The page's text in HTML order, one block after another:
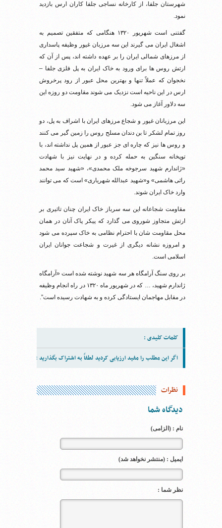
شهرستان جلفا، از کارخانه نساجی جلفا کاران ارس بازدید
نمود.
گفتنی است شهریور ۱۳۲۰ هنگامی که متفقین تصمیم به
اشغال ایران می گیرند این سه مرزبان غیور وظیفه پاسداری
از مرزهای شمالی ایران را بر عهده داشته اند، پس از آن که
ارتش روس ها برای ورود به خاک ایران به پل فلزی جلفا –
نخجوان که عملاً تنها و بهترین محل عبور از رود پرخروش
ارس در این ناحیه است نزدیک می شوند مقاومت دو روزه این
سه دلاور آغاز می شود.
این مرزبانان غیور و شجاع مرزهای ایران با اشراف به پل، دو
روز تمام لشکر تا بن دندان مسلح روس را زمین گیر می کنند
و روس ها نیز که چاره ای جز عبور از همین پل نداشته اند، با
توپخانه سنگین به حمله کرده و در نهایت نیز با شهادت
«ژاندارم شهید سرجوخه ملک محمدی»، «شهید سید محمد
راثی هاشمی» و«شهید عبدالله شهریاری» است که می توانند
وارد خاک ایران شوند.
مقاومت شجاعانه این سه سرباز خاک ایران چنان تاثیری بر
ارتش متجاوز شوروی می گذارد که پیکر پاک آنان در همان
محل مقاومت شان با احترام نظامی به خاک سپرده می شود
و امروزه نشانه دیگری از غیرت و شجاعت جوانان ایران
اسلامی است.
بر روی سنگ آرامگاه هر سه شهید نوشته شده است «آرامگاه
ژاندارم شهید، … که در شهریور ماه ۱۳۲۰ در راه انجام وظیفه
در مقابل مهاجمان ایستادگی کرده و به شهادت رسیده است”.
کلمات کلیدی :
اگر این مطلب را مفید ارزیابی کردید لطفاً به اشتراک بگذارید :
نظرات
دیدگاه شما
نام : (الزامی)
ایمیل : (منتشر نخواهد شد)
نظر شما :